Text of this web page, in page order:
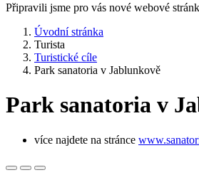
Připravili jsme pro vás nové webové
Úvodní stránka
Turista
Turistické cíle
Park sanatoria v Jablunkově
Park sanatoria v
více najdete na stránce